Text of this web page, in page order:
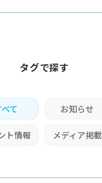
タグで探す
て お知らせ
ト情報 メディア掲載